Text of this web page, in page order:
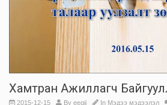
Хамтран Ажиллагч
2015-12-15 By eegii In Мэдээ мэдээлэл